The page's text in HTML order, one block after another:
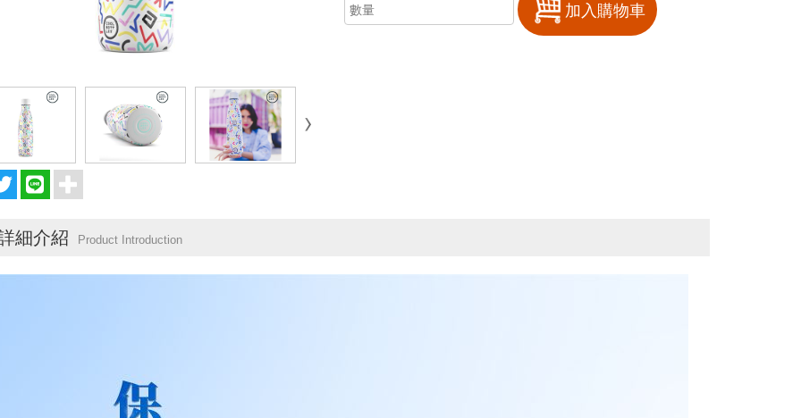
加入購物車
細介紹 Product Introduction